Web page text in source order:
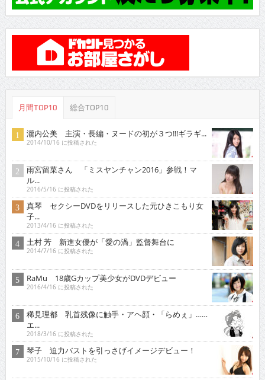
月間TOP10 総合TOP10
瀧内公美 主演・長編・ヌードの初が３つ!!!ギラギ...
2014/10/16 に投稿された
雨宮留菜さん 「ミスヤンチャン2016」参戦！マ
ル...
2016/5/16 に投稿された
真琴 セクシーDVDをリリースした元ひきこもり女
子...
2013/4/16 に投稿された
土村 芳 新進女優が「愛の渦」監督舞台に
2014/7/16 に投稿された
RaMu 18歳Gカップ美少女がDVDデビュー
2016/4/16 に投稿された
稀見理都 乳首残像に触手・アヘ顔・「らめぇ」……
エ...
2018/3/16 に投稿された
琴子 迫力バストを引っさげイメージデビュー！
2015/10/16 に投稿された